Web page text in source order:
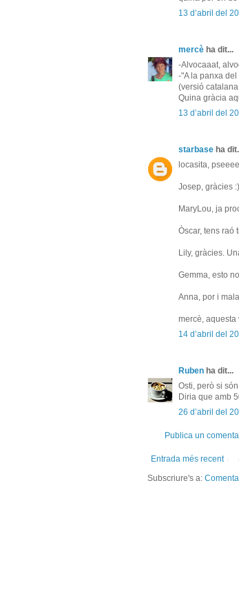
13 d’abril del
mercè ha dit...
-Alvocaaat,
-"A la panxa del
(versió
Quina gràcia
13 d’abril del
starbase ha
locasita,
Josep, gràcies :)
MaryLou, ja
Òscar, tens raó
Lily, gràcies.
Gemma, esto
Anna, por i
mercè,
14 d’abril del
Ruben ha dit...
Osti, però si
Diria que amb
26 d’abril del
Publica un
Entrada més recent
Subscriure's a: